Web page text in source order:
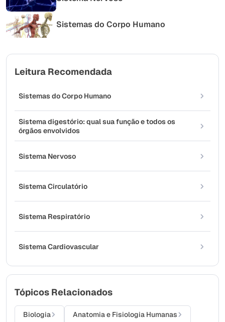
Sistemas do Corpo Humano
Leitura Recomendada
Sistemas do Corpo Humano
Sistema digestório: qual sua função e todos os
órgãos envolvidos
Sistema Nervoso
Sistema Circulatório
Sistema Respiratório
Sistema Cardiovascular
Tópicos Relacionados
Biologia Anatomia e Fisiologia Humanas